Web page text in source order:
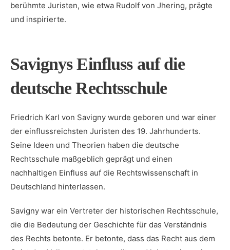
berühmte⁢ Juristen, wie etwa Rudolf⁢ von Jhering, prägte
und inspirierte.
Savignys Einfluss auf die
deutsche Rechtsschule
Friedrich Karl ‍von Savigny‍ wurde geboren⁢ und war einer
der ‌einflussreichsten Juristen⁢ des 19. Jahrhunderts.
‍Seine Ideen ⁢und‍ Theorien haben ⁤die​ deutsche
Rechtsschule maßgeblich geprägt ⁢und einen
nachhaltigen Einfluss auf die ⁢Rechtswissenschaft in⁣
Deutschland hinterlassen.
Savigny war ‌ein Vertreter der ⁤historischen Rechtsschule,
die die Bedeutung​ der Geschichte für das Verständnis
des Rechts betonte. Er betonte, dass das Recht aus dem